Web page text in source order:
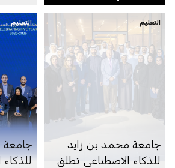
مجال
التعليم
جامعة محمد بن زايد
للذكاء الاصطناعي تطلق
التعليم
جامعة
للذكاء